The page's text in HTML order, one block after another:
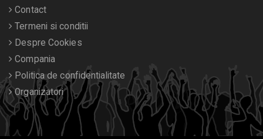
Contact
Termeni si conditii
Despre Cookies
Compania
Politica de confidentialitate
Organizatori